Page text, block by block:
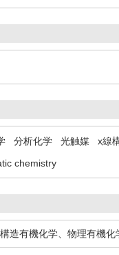
分析化学 光触媒 x線
chemistry
構造有機化学、物理有機化